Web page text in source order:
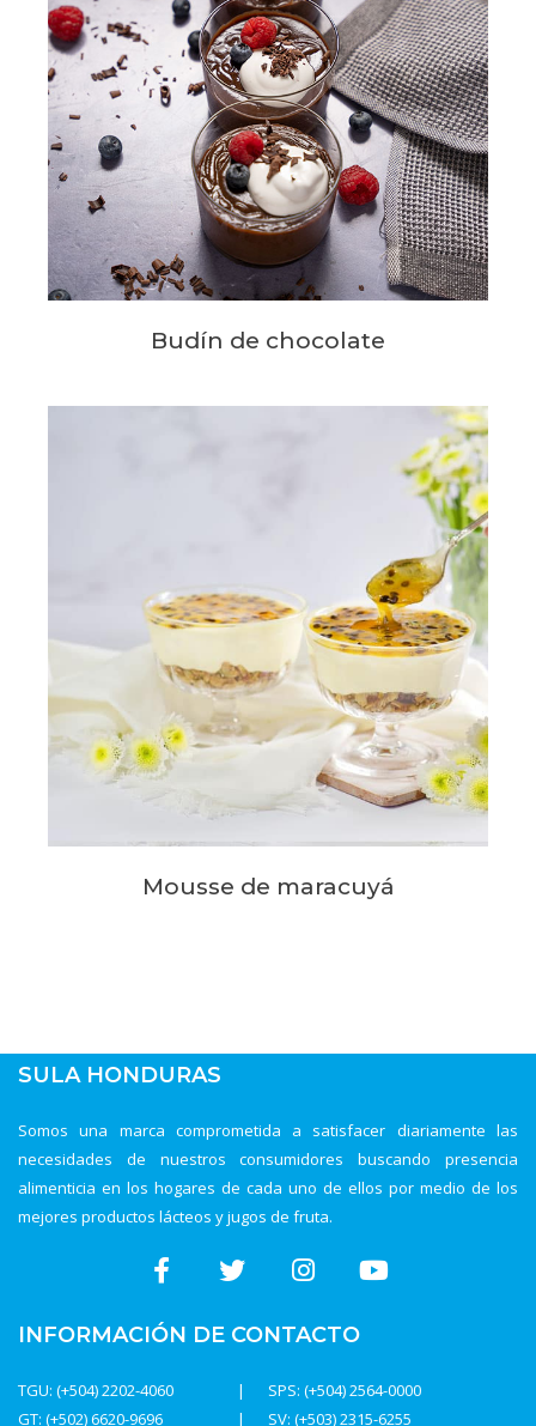
Budín de chocolate
Mousse de maracuyá
SULA HONDURAS
Somos una marca comprometida a satisfacer diariamente las
necesidades de nuestros consumidores buscando presencia
alimenticia en los hogares de cada uno de ellos por medio de los
mejores productos lácteos y jugos de fruta.
INFORMACIÓN DE CONTACTO
TGU: (+504) 2202-4060
SPS: (+504) 2564-0000
SV: (+503) 2315-6255
GT: (+502) 6620-9696